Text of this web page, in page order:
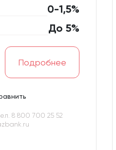
0-1,5%
До 5%
Подробнее
8 800 700 25 52